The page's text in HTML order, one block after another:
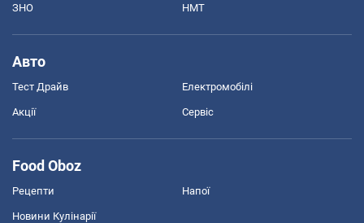
ЗНО НМТ
Авто
Тест Драйв Електромобілі
Акції Сервіс
Food Oboz
Рецепти Напої
Новини Кулінарії